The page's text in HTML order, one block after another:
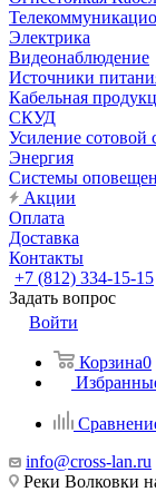
Электрика
Видеонаблюдение
Источники
Кабельная
СКУД
Усиление сотовой
Энергия
Системы
Акции
Оплата
Доставка
Контакты
+7 (812) 334-15-15
Задать вопрос
Войти
Корзина0
info@cross-lan.ru
Реки Волковки